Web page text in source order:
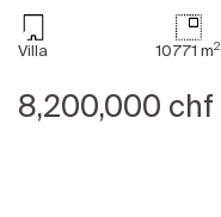
Villa 10771 m2
8,200,000 chf